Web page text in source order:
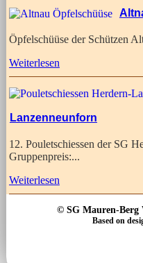
Öpfelschüüse der Schützen
Weiterlesen
Lanzenneunforn
12. Pouletschiessen der SG
Gruppenpreis:...
Weiterlesen
© SG Mauren-Berg
Based on